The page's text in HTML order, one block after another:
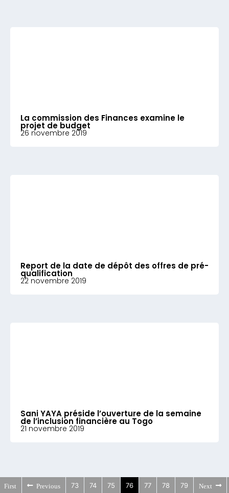
La commission des Finances examine le
projet de budget
26 novembre 2019
Report de la date de dépôt des offres de pré-
qualification
22 novembre 2019
Sani YAYA préside l’ouverture de la semaine
de l’inclusion financière au Togo
21 novembre 2019
First Previous 73 74 75 76 77 78 79 Next